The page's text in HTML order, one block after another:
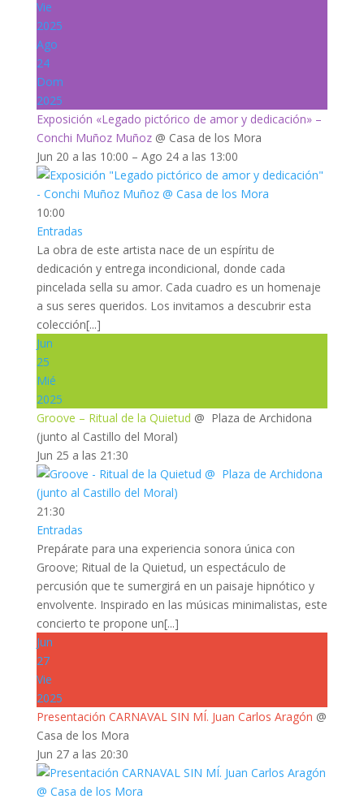
Vie
2025
Ago
24
Dom
2025
Exposición «Legado pictórico de amor y dedicación» –
Conchi Muñoz Muñoz @ Casa de los Mora
Jun 20 a las 10:00 – Ago 24 a las 13:00
10:00
Entradas
La obra de este artista nace de un espíritu de
dedicación y entrega incondicional, donde cada
pincelada sella su amor. Cada cuadro es un homenaje
a sus seres queridos. Los invitamos a descubrir esta
colección[...]
Jun
25
Mié
2025
Groove – Ritual de la Quietud @ Plaza de Archidona
(junto al Castillo del Moral)
Jun 25 a las 21:30
21:30
Entradas
Prepárate para una experiencia sonora única con
Groove; Ritual de la Quietud, un espectáculo de
percusión que te sumergirá en un paisaje hipnótico y
envolvente. Inspirado en las músicas minimalistas, este
concierto te propone un[...]
Jun
27
Vie
2025
Presentación CARNAVAL SIN MÍ. Juan Carlos Aragón @
Casa de los Mora
Jun 27 a las 20:30